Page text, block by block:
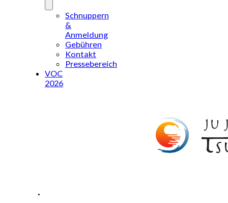
Schnuppern
&
Anmeldung
Gebühren
Kontakt
Pressebereich
VOC
2026